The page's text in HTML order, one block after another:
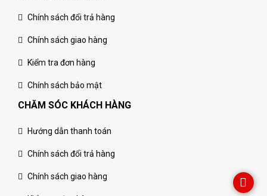
Chính sách đổi trả hàng
Chính sách giao hàng
Kiểm tra đơn hàng
Chính sách bảo mật
CHĂM SÓC KHÁCH HÀNG
Hướng dẫn thanh toán
Chính sách đổi trả hàng
Chính sách giao hàng